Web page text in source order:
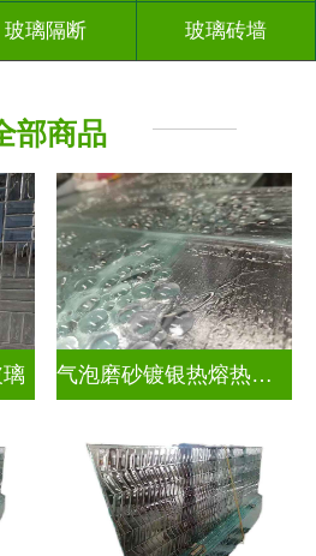
玻璃隔断 玻璃砖墙
部商品
气泡磨砂镀银热熔热弯玻璃